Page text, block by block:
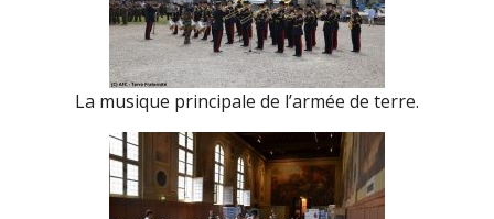
La musique principale de l’armée de terre.